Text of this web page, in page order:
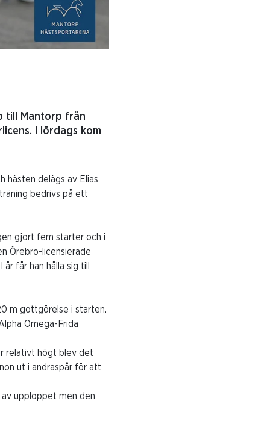
till Mantorp från
I lördags kom
hästen delägs av Elias
bedrivs på ett
gjort fem starter och i
Örebro-licensierade
får han hålla sig till
m gottgörelse i starten.
Omega-Frida
relativt högt blev det
ut i andraspår för att
upploppet men den